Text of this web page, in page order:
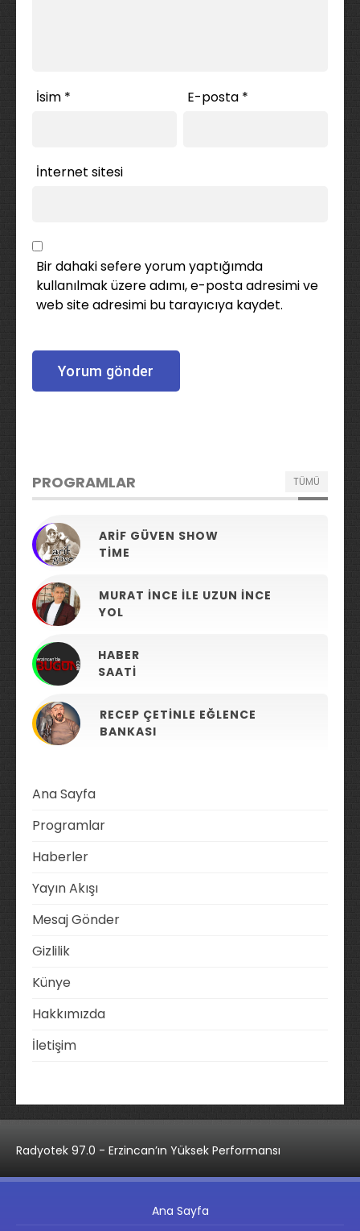
İsim * E-posta *
İnternet sitesi
Bir dahaki sefere yorum yaptığımda
kullanılmak üzere adımı, e-posta adresimi ve
web site adresimi bu tarayıcıya kaydet.
PROGRAMLAR TÜMÜ
ARIF GÜVEN SHOW
TIME
MURAT İNCE ILE UZUN İNCE
YOL
HABER
SAATI
RECEP ÇETINLE EĞLENCE
BANKASI
Ana Sayfa
Programlar
Haberler
Yayın Akışı
Mesaj Gönder
Gizlilik
Künye
Hakkımızda
İletişim
Radyotek 97.0 - Erzincan’ın Yüksek Performansı
Ana Sayfa